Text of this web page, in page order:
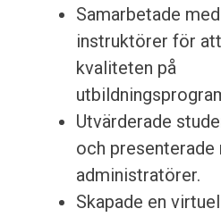
Samarbetade
instruktörer för
kvaliteten på
Utvärderade
och
administratörer.
Skapade en